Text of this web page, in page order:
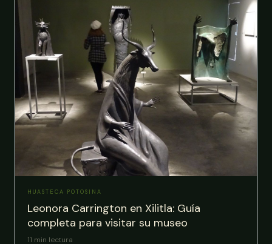
HUASTECA POTOSINA
Leonora Carrington en Xilitla: Guía
completa para visitar su museo
11 min lectura